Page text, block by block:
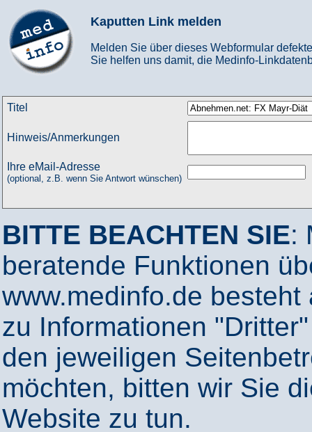
Kaputten Link melden
Melden Sie über dieses Webformular
Sie helfen uns damit, die Medinfo-
Titel
Hinweis/Anmerkungen
Ihre eMail-Adresse
(optional, z.B. wenn Sie Antwort wünschen)
BITTE BEACHTEN SIE:
beratende Funktionen
www.medinfo.de
zu Informationen
den jeweiligen
möchten, bitten wir Sie
Website zu tun.